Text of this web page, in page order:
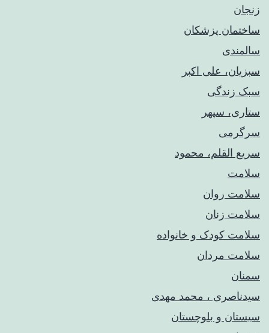
زنجان
ساختمان پزشکان
سالمندی
سبزیان، علی اکبر
سبک زندگی
ستاری، سپهر
سرگرمی
سریع القلم، محمود
سلامت
سلامت روان
سلامت زنان
سلامت کودک‌ و خانواده
سلامت مردان
سمنان
سیدناصری ، محمد مهدی
سیستان و بلوچستان